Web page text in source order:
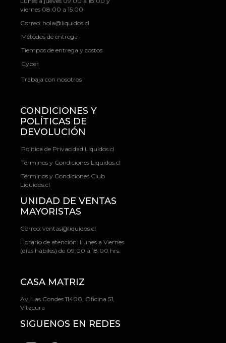
viernes 08:00 a 15:00
Correo: hola@liquidos.cl
Métodos de entrega
Tiempos de entrega y costos
Cyber
Trabaja con nosotros
CONDICIONES Y
POLÍTICAS DE
DEVOLUCIÓN
Política de Privacidad Liquidos.cl
Términos y Condiciones Liquidos.cl
Términos y Condiciones Club
Liquidos.cl
UNIDAD DE VENTAS
MAYORISTAS
Correo: ventas@liquidos.cl
Horario de atención: Lunes a Viernes
(días hábiles) de 09:00 a 18:00 hrs.
CASA MATRIZ
Av. Las Condes 11400, Oficina 51,
Vitacura
SIGUENOS EN REDES